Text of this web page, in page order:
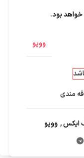
ووپو
مندی
ایکس, ووپو